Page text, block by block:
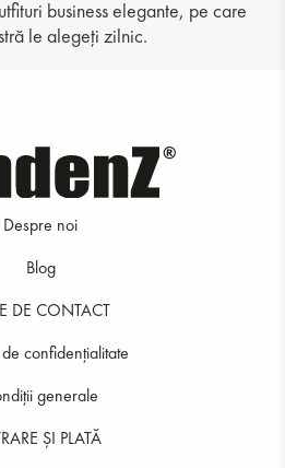
business elegante, pe care
le alegeți zilnic.
Despre noi
Blog
DE CONTACT
confidenţialitate
generale
ȘI PLATĂ